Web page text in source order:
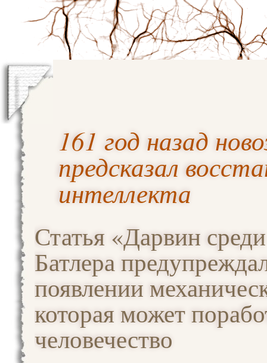
161 год назад
предсказал
интеллекта
Статья «Дарвин
Батлера
появлении
которая может
человечество